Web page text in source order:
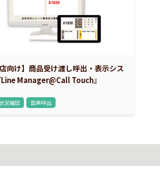
店向け】商品受け渡し呼出・表示シス
Line Manager@Call Touch』
況確認 音声呼出